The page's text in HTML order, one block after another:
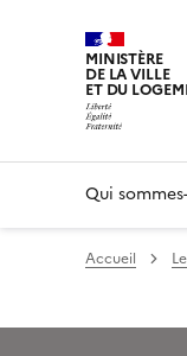
MINISTÈRE
DE LA VILLE
ET DU
Qui
Accueil